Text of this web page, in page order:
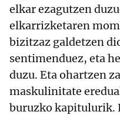
elkar ezagutzen
elkarrizketaren
bizitzaz galdetzen
sentimenduez, eta
duzu. Eta ohartzen
maskulinitate
buruzko kapitulurik.